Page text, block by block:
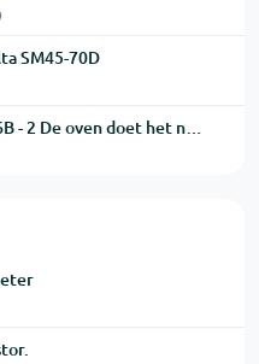
SM45-70D
Bosch magnetron CMG636B - 2 De oven doet het niet goed.